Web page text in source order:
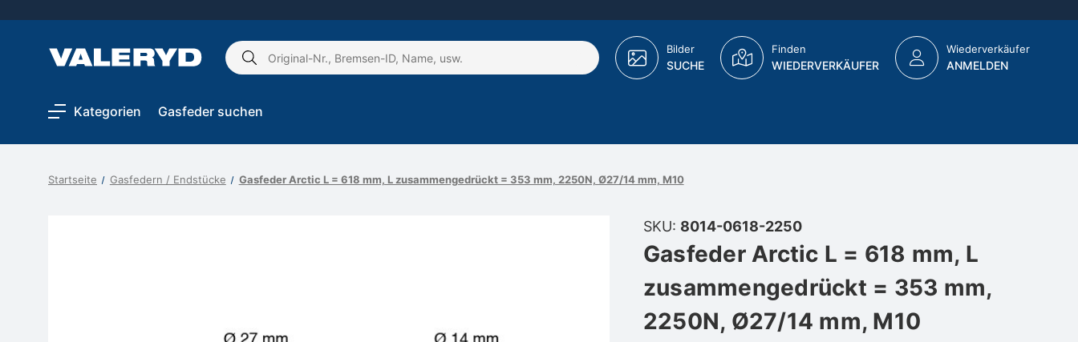
Schlagwort
Bilder
SUCHE
Finden
WIEDERVERKÄUFER
Wiederverkäufer
ANMELDEN
Kategorien Gasfeder suchen
Startseite Gasfedern / Endstücke Gasfeder Arctic L = 618 mm, L zusammengedrückt = 353 mm, 2250N, Ø27/14 mm, M10
SKU: 8014-0618-2250
Gasfeder Arctic L = 618 mm, L
zusammengedrückt = 353 mm,
2250N, Ø27/14 mm, M10